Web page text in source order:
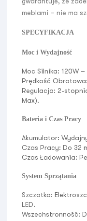
meblami – nie ma
SPECYFIKACJA
Moc i Wydajność
Moc Silnika: 120W–
Prędkość Obrotowa:
Regulacja: 2-
Max).
Bateria i Czas Pracy
Akumulator:
Czas Pracy: Do 32
Czas Ładowania:
System Sprzątania
Szczotka:
LED.
Wszechstronność: